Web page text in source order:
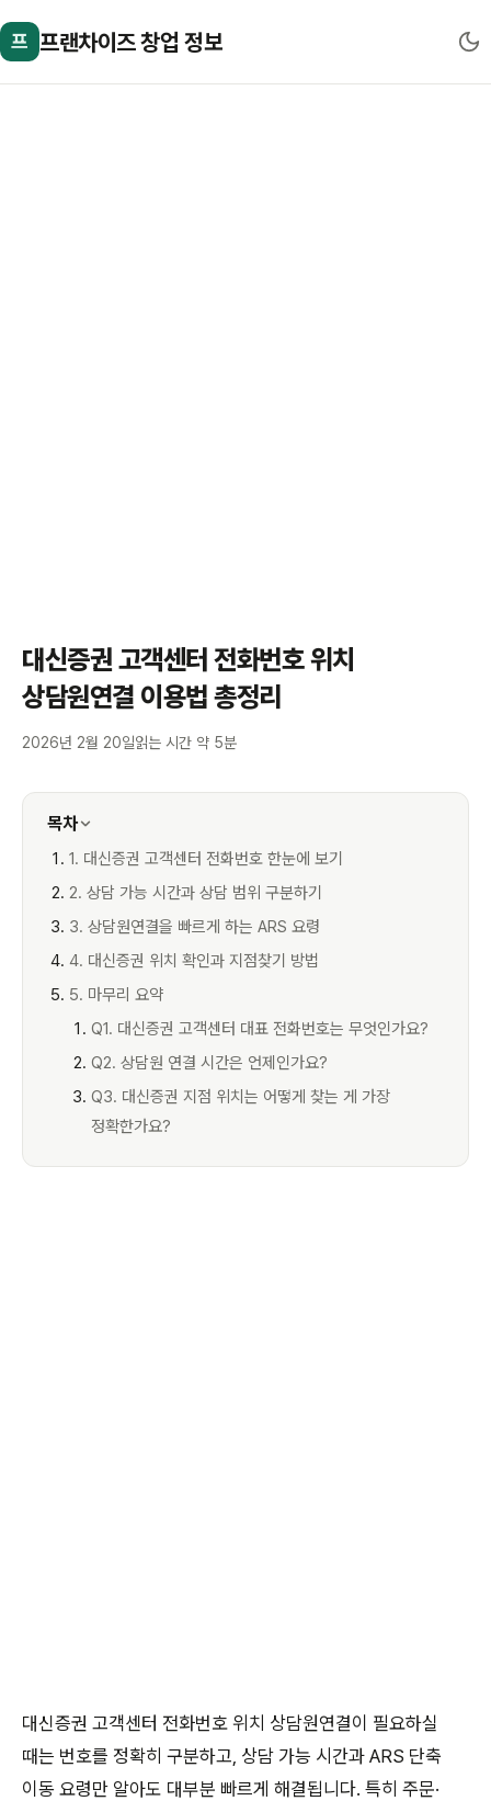
프 프랜차이즈 창업 정보
대신증권 고객센터 전화번호 위치
상담원연결 이용법 총정리
2026년 2월 20일읽는 시간 약 5분
목차
1. 대신증권 고객센터 전화번호 한눈에 보기
2. 상담 가능 시간과 상담 범위 구분하기
3. 상담원연결을 빠르게 하는 ARS 요령
4. 대신증권 위치 확인과 지점찾기 방법
5. 마무리 요약
Q1. 대신증권 고객센터 대표 전화번호는 무엇인가요?
Q2. 상담원 연결 시간은 언제인가요?
Q3. 대신증권 지점 위치는 어떻게 찾는 게 가장
정확한가요?
대신증권 고객센터 전화번호 위치 상담원연결이 필요하실
때는 번호를 정확히 구분하고, 상담 가능 시간과 ARS 단축
이동 요령만 알아도 대부분 빠르게 해결됩니다. 특히 주문·